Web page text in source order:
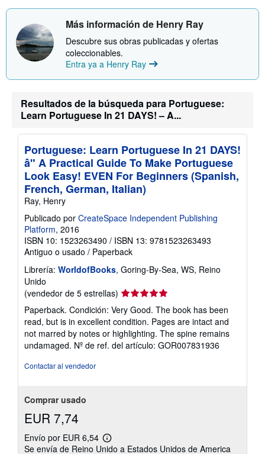
Más información de Henry Ray
Descubre sus obras publicadas y ofertas
coleccionables.
Entra ya a Henry Ray
Resultados de la búsqueda para Portuguese:
Learn Portuguese In 21 DAYS! – A...
Portuguese: Learn Portuguese In 21 DAYS!
â" A Practical Guide To Make Portuguese
Look Easy! EVEN For Beginners (Spanish,
French, German, Italian)
Ray, Henry
Publicado por CreateSpace Independent Publishing
Platform, 2016
ISBN 10: 1523263490 / ISBN 13: 9781523263493
Antiguo o usado / Paperback
Librería: WorldofBooks, Goring-By-Sea, WS, Reino
Unido
(vendedor de 5 estrellas) Calificación
vendedor:
5
de
5
Paperback. Condición: Very Good. The book has been
read, but is in excellent condition. Pages are intact and
not marred by notes or highlighting. The spine remains
undamaged. Nº de ref. del artículo: GOR007831936
Contactar al vendedor
Comprar usado
EUR 7,74
Envío por EUR 6,54
Más
información
Se envía de Reino Unido a Estados Unidos de America